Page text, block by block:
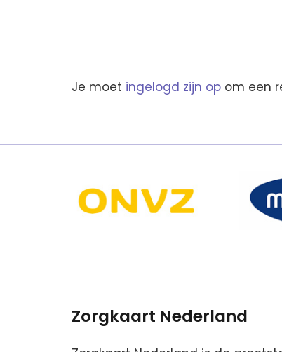
Je moet ingelogd zijn op om een
Zorgkaart Nederland